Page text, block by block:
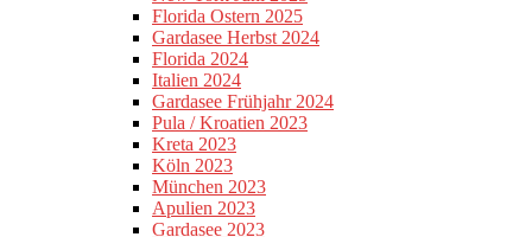
Florida Ostern 2025
Gardasee Herbst 2024
Florida 2024
Italien 2024
Gardasee Frühjahr 2024
Pula / Kroatien 2023
Kreta 2023
Köln 2023
München 2023
Apulien 2023
Gardasee 2023